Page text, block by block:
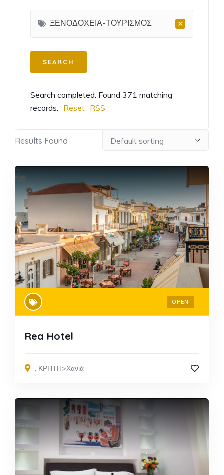
×
ΞΕΝΟΔΟΧΕΙΑ-ΤΟΥΡΙΣΜΟΣ
Search completed. Found 371 matching
records.
Reset RSS
Results Found
OPEN
Rea Hotel
, ΚΡΗΤΗ>Χανιά